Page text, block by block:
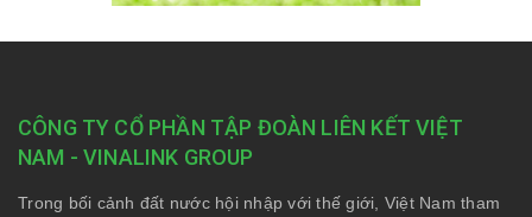
CÔNG TY CỔ PHẦN TẬP ĐOÀN LIÊN KẾT VIỆT
NAM - VINALINK GROUP
Trong bối cảnh đất nước hội nhập với thế giới, Việt Nam tham